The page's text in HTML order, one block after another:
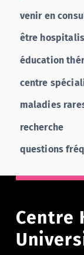
venir en
être
éducation
centre
maladies
recherche
questions
Centre